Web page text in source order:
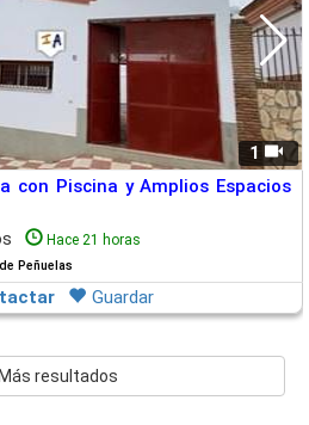
1
con Piscina y Amplios Espacios
Hace 21 horas
Peñuelas
Guardar
resultados